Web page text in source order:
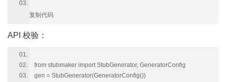
复制代码
API 校验：
from stubmaker import StubGenerator, GeneratorConfig
gen = StubGenerator(GeneratorConfig())